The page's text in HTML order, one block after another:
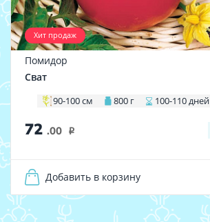
Хит продаж
Помидор
Сват
90-100 см 800 г 100-110 дней
72 .00 i
Добавить в корзину